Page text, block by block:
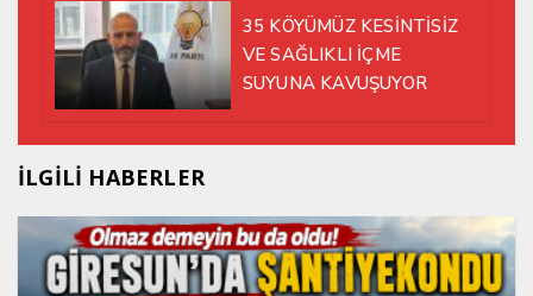
35 KÖYÜMÜZ KESİNTİSİZ
VE SAĞLIKLI İÇME
SUYUNA KAVUŞUYOR
İLGİLİ HABERLER